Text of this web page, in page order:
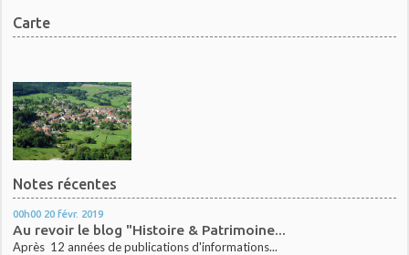
Carte
Notes récentes
00h00 20 févr. 2019
Au revoir le blog "Histoire & Patrimoine...
Après 12 années de publications d'informations...